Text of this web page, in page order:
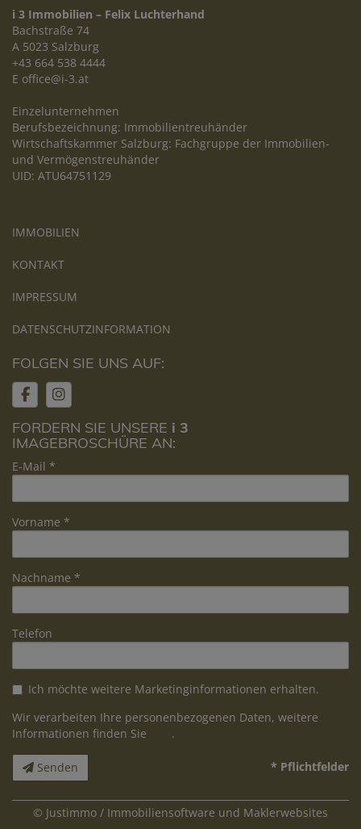
i 3 Immobilien – Felix Luchterhand
Bachstraße 74
A 5023 Salzburg
+43 664 538 4444
E office@i-3.at
Einzelunternehmen
Berufsbezeichnung: Immobilientreuhänder
Wirtschaftskammer Salzburg: Fachgruppe der Immobilien-
und Vermögenstreuhänder
UID: ATU64751129
IMMOBILIEN
KONTAKT
IMPRESSUM
DATENSCHUTZINFORMATION
FOLGEN SIE UNS AUF:
FORDERN SIE UNSERE i 3
IMAGEBROSCHÜRE AN:
E-Mail
Vorname
Nachname
Telefon
Ich möchte weitere Marketinginformationen erhalten.
Wir verarbeiten Ihre personenbezogenen Daten, weitere
Informationen finden Sie
.
Senden * Pflichtfelder
© Justimmo / Immobiliensoftware und Maklerwebsites